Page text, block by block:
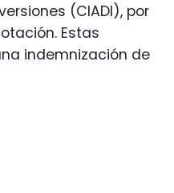
(CIADI), por
Estas
indemnización de